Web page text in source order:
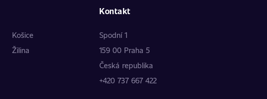
Košice
Žilina
Kontakt
Spodní 1
159 00 Praha 5
Česká republika
+420 737 667 422